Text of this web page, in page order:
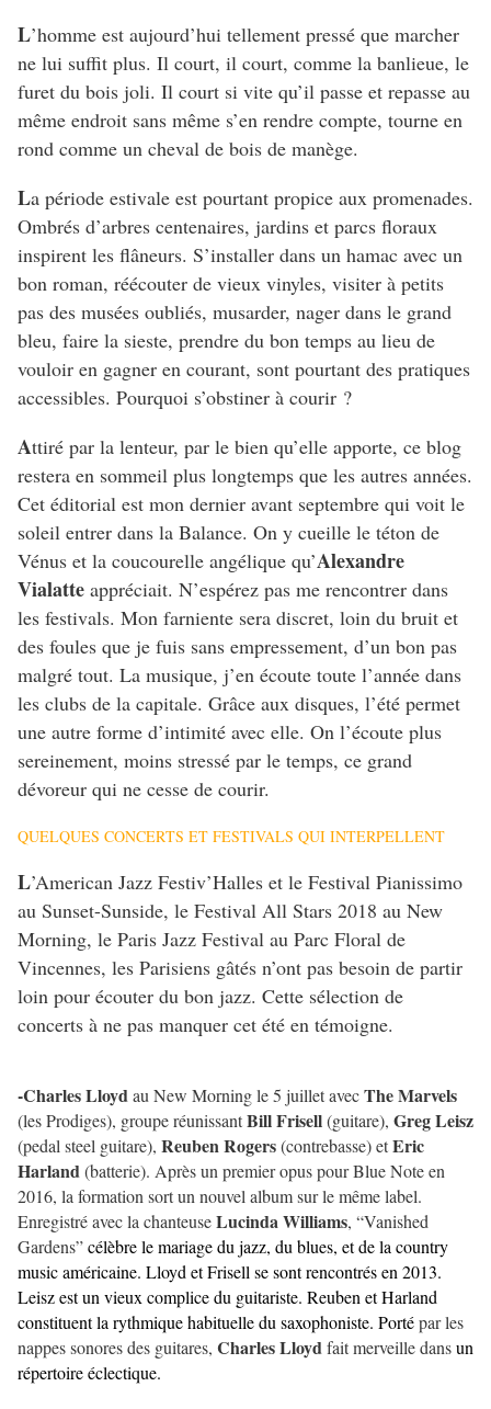
L’homme est aujourd’hui tellement pressé que marcher
ne lui suffit plus. Il court, il court, comme la banlieue, le
furet du bois joli. Il court si vite qu’il passe et repasse au
même endroit sans même s’en rendre compte, tourne en
rond comme un cheval de bois de manège.
La période estivale est pourtant propice aux promenades.
Ombrés d’arbres centenaires, jardins et parcs floraux
inspirent les flâneurs. S’installer dans un hamac avec un
bon roman, réécouter de vieux vinyles, visiter à petits
pas des musées oubliés, musarder, nager dans le grand
bleu, faire la sieste, prendre du bon temps au lieu de
vouloir en gagner en courant, sont pourtant des pratiques
accessibles. Pourquoi s’obstiner à courir ?
Attiré par la lenteur, par le bien qu’elle apporte, ce blog
restera en sommeil plus longtemps que les autres années.
Cet éditorial est mon dernier avant septembre qui voit le
soleil entrer dans la Balance. On y cueille le téton de
Vénus et la coucourelle angélique qu’Alexandre
Vialatte appréciait. N’espérez pas me rencontrer dans
les festivals. Mon farniente sera discret, loin du bruit et
des foules que je fuis sans empressement, d’un bon pas
malgré tout. La musique, j’en écoute toute l’année dans
les clubs de la capitale. Grâce aux disques, l’été permet
une autre forme d’intimité avec elle. On l’écoute plus
sereinement, moins stressé par le temps, ce grand
dévoreur qui ne cesse de courir.
QUELQUES CONCERTS ET FESTIVALS QUI INTERPELLENT
L’American Jazz Festiv’Halles et le Festival Pianissimo
au Sunset-Sunside, le Festival All Stars 2018 au New
Morning, le Paris Jazz Festival au Parc Floral de
Vincennes, les Parisiens gâtés n’ont pas besoin de partir
loin pour écouter du bon jazz. Cette sélection de
concerts à ne pas manquer cet été en témoigne.
-Charles Lloydau New Morning le 5 juillet avecThe Marvels
(les Prodiges), groupe réunissantBill Frisell(guitare), Greg Leisz
(pedal steel guitare), Reuben Rogers(contrebasse) etEric
Harland(batterie). Après un premier opus pour Blue Note en
2016, la formation sort un nouvel album sur le même label.
Enregistré avec la chanteuseLucinda Williams, “Vanished
Gardens”célèbre le mariage du jazz, du blues, et de la country
music américaine. Lloyd et Frisell se sont rencontrés en 2013.
Leisz est un vieux complice du guitariste. Reuben et Harland
constituent la rythmique habituelle du saxophoniste. Portépar les
nappes sonores des guitares, Charles Lloydfait merveille dansun
répertoire éclectique.